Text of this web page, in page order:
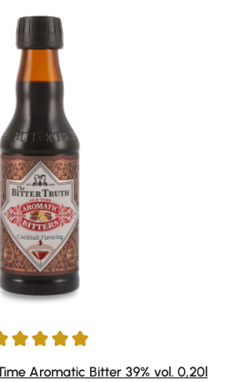
von 5 von 5 Sternen
Aromatic Bitter 39% vol. 0,20l